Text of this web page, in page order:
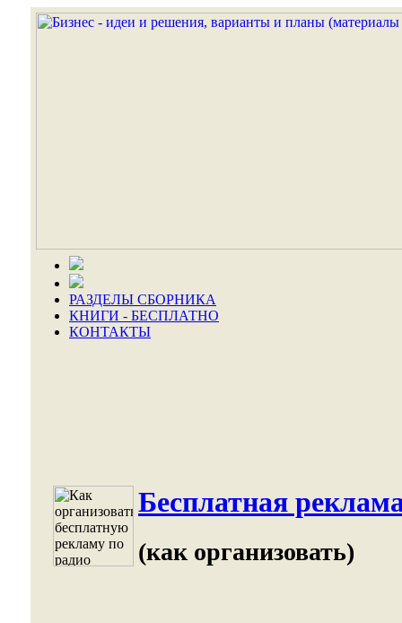
РАЗДЕЛЫ СБОРНИКА
КНИГИ - БЕСПЛАТНО
КОНТАКТЫ
Бесплатная
(как организовать)